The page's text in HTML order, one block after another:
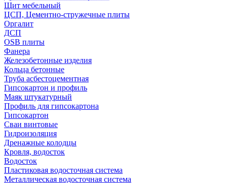
Щит мебельный
ЦСП, Цементно-стружечные плиты
Оргалит
ДСП
OSB плиты
Фанера
Железобетонные изделия
Кольца бетонные
Труба асбестоцементная
Гипсокартон и профиль
Маяк штукатурный
Профиль для гипсокартона
Гипсокартон
Сваи винтовые
Гидроизоляция
Дренажные колодцы
Кровля, водосток
Водосток
Пластиковая водосточная система
Металлическая водосточная система